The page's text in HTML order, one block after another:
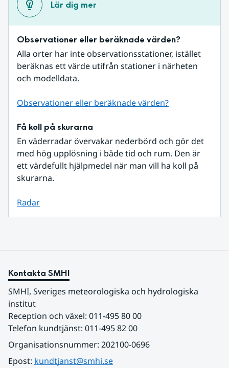
Lär dig mer
Observationer eller beräknade värden?
Alla orter har inte observationsstationer, istället
beräknas ett värde utifrån stationer i närheten
och modelldata.
Observationer eller beräknade värden?
Få koll på skurarna
En väderradar övervakar nederbörd och gör det
med hög upplösning i både tid och rum. Den är
ett värdefullt hjälpmedel när man vill ha koll på
skurarna.
Radar
Kontakta SMHI
SMHI, Sveriges meteorologiska och hydrologiska
institut
Reception och växel: 011-495 80 00
Telefon kundtjänst: 011-495 82 00
Organisationsnummer: 202100-0696
Epost: kundtjanst@smhi.se